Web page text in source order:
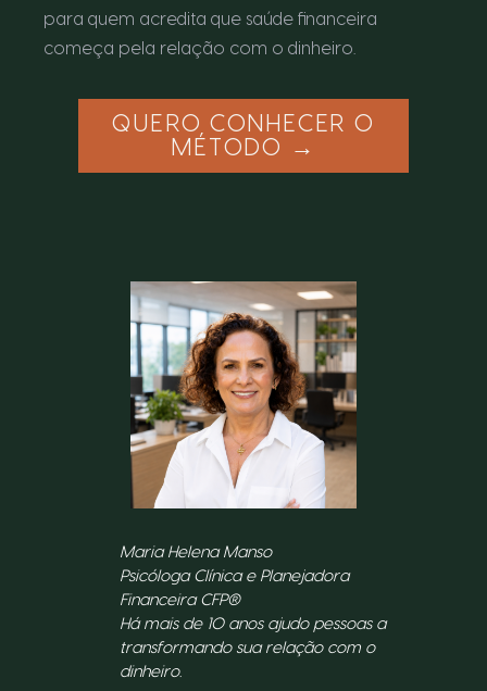
para quem acredita que saúde financeira
começa pela relação com o dinheiro.
QUERO CONHECER O
MÉTODO →
Maria Helena Manso
Psicóloga Clínica e Planejadora
Financeira CFP®
Há mais de 10 anos ajudo pessoas a
transformando sua relação com o
dinheiro.